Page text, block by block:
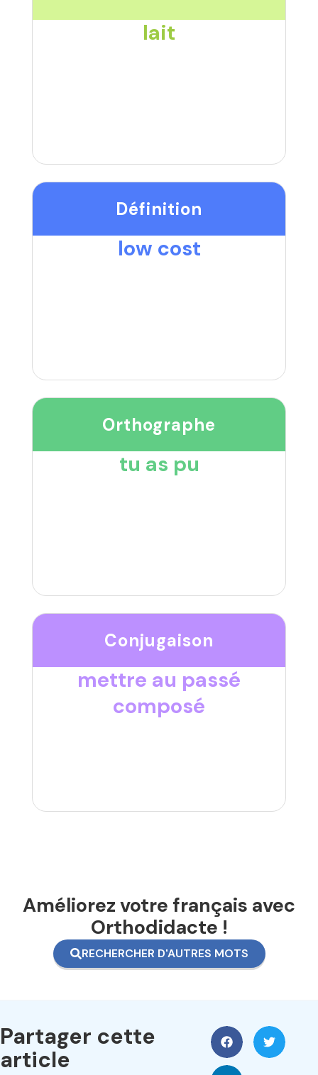
lait
Définition
low cost
Orthographe
tu as pu
Conjugaison
mettre au passé
composé
Améliorez votre français avec
Orthodidacte !
RECHERCHER D'AUTRES MOTS
Partager cette
article